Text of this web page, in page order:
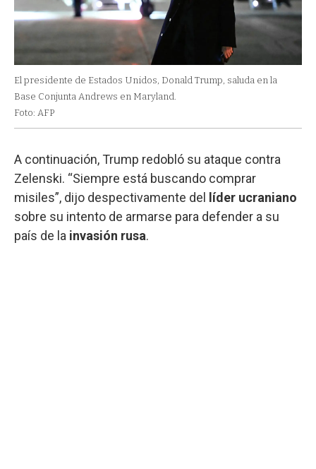
El presidente de Estados Unidos, Donald Trump, saluda en la
Base Conjunta Andrews en Maryland.
Foto: AFP
A continuación, Trump redobló su ataque contra
Zelenski. “Siempre está buscando comprar
misiles”, dijo despectivamente del
líder ucraniano
sobre su intento de armarse para defender a su
país de la invasión rusa.